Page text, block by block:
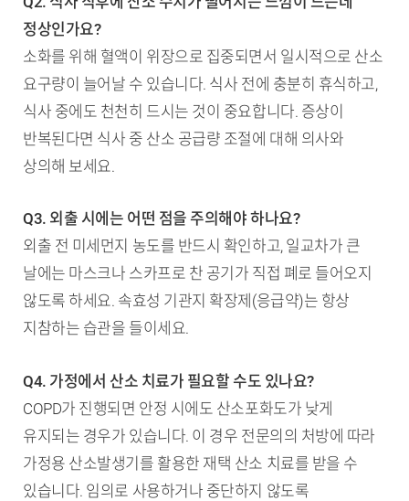
정상인가요?
소화를 위해 혈액이 위장으로 집중되면서 일시적으로 산소
요구량이 늘어날 수 있습니다. 식사 전에 충분히 휴식하고,
식사 중에도 천천히 드시는 것이 중요합니다. 증상이
반복된다면 식사 중 산소 공급량 조절에 대해 의사와
상의해 보세요.
Q3. 외출 시에는 어떤 점을 주의해야 하나요?
외출 전 미세먼지 농도를 반드시 확인하고, 일교차가 큰
날에는 마스크나 스카프로 찬 공기가 직접 폐로 들어오지
않도록 하세요. 속효성 기관지 확장제(응급약)는 항상
지참하는 습관을 들이세요.
Q4. 가정에서 산소 치료가 필요할 수도 있나요?
COPD가 진행되면 안정 시에도 산소포화도가 낮게
유지되는 경우가 있습니다. 이 경우 전문의의 처방에 따라
가정용 산소발생기를 활용한 재택 산소 치료를 받을 수
있습니다. 임의로 사용하거나 중단하지 않도록